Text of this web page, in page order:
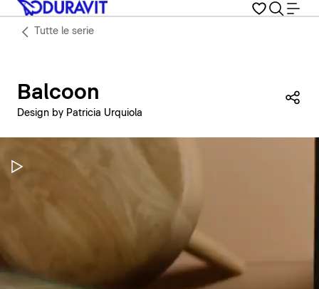
Tutte le serie
Balcoon
Design by Patricia Urquiola
Metti in pausa il video